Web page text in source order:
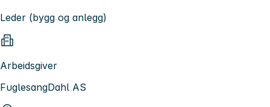
Leder (bygg og anlegg)
Arbeidsgiver
FuglesangDahl AS